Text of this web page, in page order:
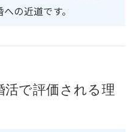
の近道です。
活で評価される理